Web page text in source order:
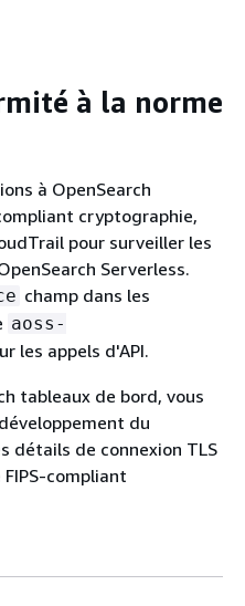
à la norme
à OpenSearch
cryptographie,
pour surveiller les
Serverless.
champ dans les
aoss-
les appels d'API.
tableaux de bord, vous
du
détails de connexion TLS
compliant